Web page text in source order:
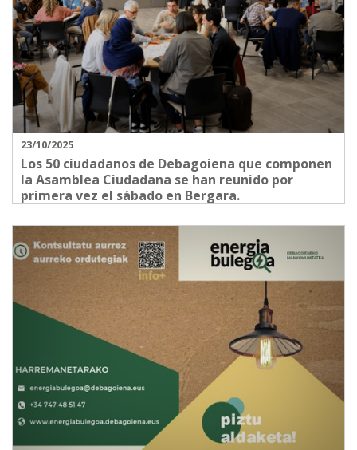
23/10/2025
Los 50 ciudadanos de Debagoiena que componen
la Asamblea Ciudadana se han reunido por
primera vez el sábado en Bergara.